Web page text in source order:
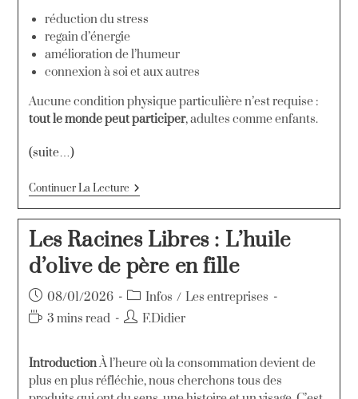
réduction du stress
regain d’énergie
amélioration de l’humeur
connexion à soi et aux autres
Aucune condition physique particulière n’est requise :
tout le monde peut participer, adultes comme enfants.
(suite…)
Continuer La Lecture
Les Racines Libres : L’huile
d’olive de père en fille
08/01/2026 Infos / Les entreprises
3 mins read
F.Didier
IntroductionÀ l’heure où la consommation devient de
plus en plus réfléchie, nous cherchons tous des